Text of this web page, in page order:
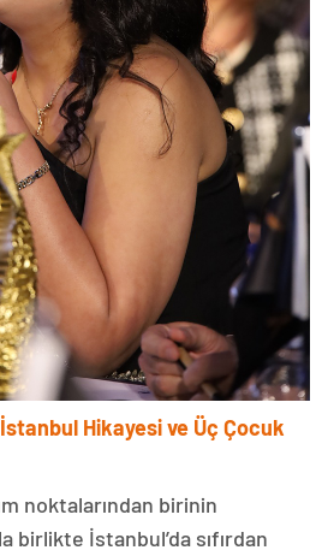
Hikayesi ve Üç Çocuk
noktalarından birinin
birlikte İstanbul’da sıfırdan